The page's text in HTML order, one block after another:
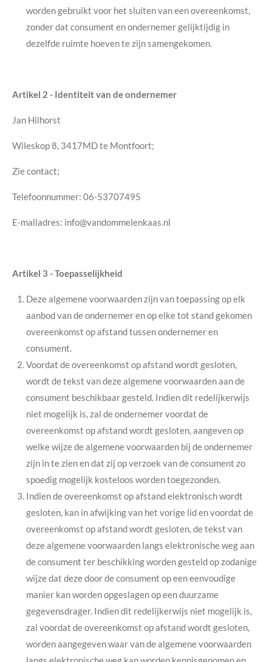
worden gebruikt voor het sluiten van een overeenkomst,
zonder dat consument en ondernemer gelijktijdig in
dezelfde ruimte hoeven te zijn samengekomen.
Artikel 2 - Identiteit van de ondernemer
Jan Hilhorst
Wileskop 8, 3417MD te Montfoort;
Zie contact;
Telefoonnummer: 06-53707495
E-mailadres: info@vandommelenkaas.nl
Artikel 3 - Toepasselijkheid
Deze algemene voorwaarden zijn van toepassing op elk
aanbod van de ondernemer en op elke tot stand gekomen
overeenkomst op afstand tussen ondernemer en
consument.
Voordat de overeenkomst op afstand wordt gesloten,
wordt de tekst van deze algemene voorwaarden aan de
consument beschikbaar gesteld. Indien dit redelijkerwijs
niet mogelijk is, zal de ondernemer voordat de
overeenkomst op afstand wordt gesloten, aangeven op
welke wijze de algemene voorwaarden bij de ondernemer
zijn in te zien en dat zij op verzoek van de consument zo
spoedig mogelijk kosteloos worden toegezonden.
Indien de overeenkomst op afstand elektronisch wordt
gesloten, kan in afwijking van het vorige lid en voordat de
overeenkomst op afstand wordt gesloten, de tekst van
deze algemene voorwaarden langs elektronische weg aan
de consument ter beschikking worden gesteld op zodanige
wijze dat deze door de consument op een eenvoudige
manier kan worden opgeslagen op een duurzame
gegevensdrager. Indien dit redelijkerwijs niet mogelijk is,
zal voordat de overeenkomst op afstand wordt gesloten,
worden aangegeven waar van de algemene voorwaarden